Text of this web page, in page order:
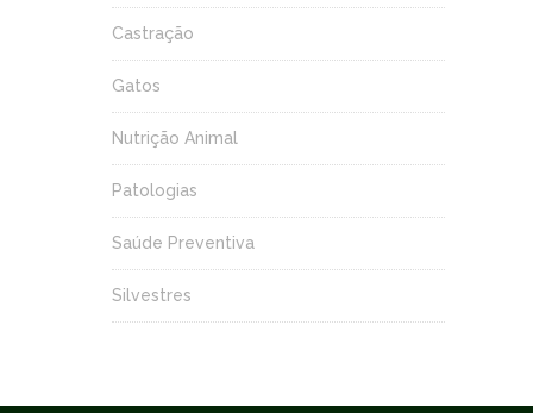
Castração
Gatos
Nutrição Animal
Patologias
Saúde Preventiva
Silvestres